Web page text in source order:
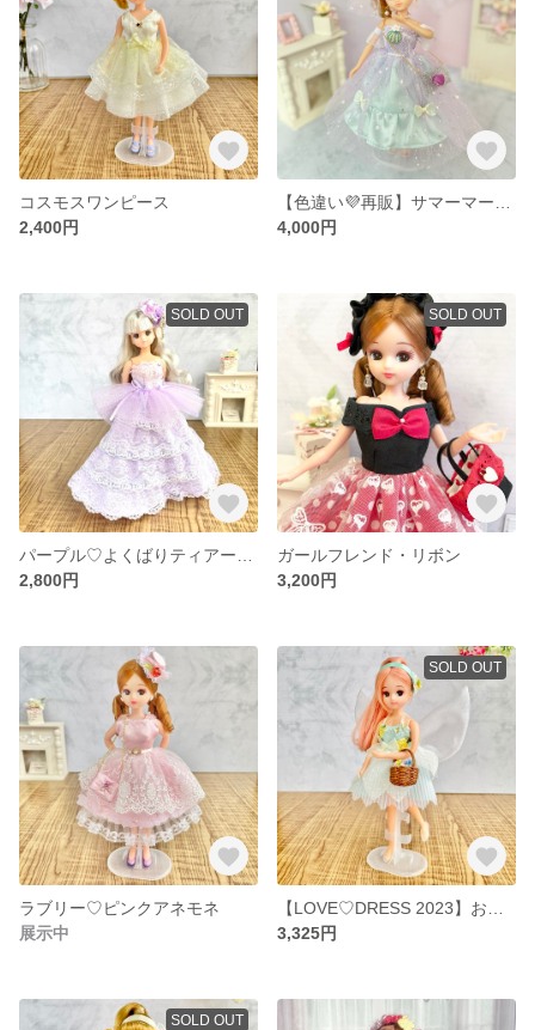
コスモスワンピース
2,400円
4,000円
SOLD OUT
2,800円
SOLD OUT
ガールフレンド・リボン
3,200円
ラブリー♡ピンクアネモネ
展示中
SOLD OUT
3,325円
SOLD OUT